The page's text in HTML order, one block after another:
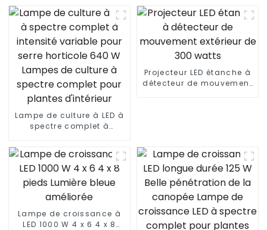
barres à intensité
variable 600w 640w
1000w pour plantes
médicinales d'intérieur
meilleure lampe de
croissance à LED barre
de lumière de croissance
à LED personnalisée
Lampe de culture à LED à
spectre complet à
Lampes de culture à
spectre complet pour
plantes d'intérieur
Projecteur LED étanche à
détecteur de mouvement
Lampe de croissance à
LED 1000 W 4 x 6 4 x 8